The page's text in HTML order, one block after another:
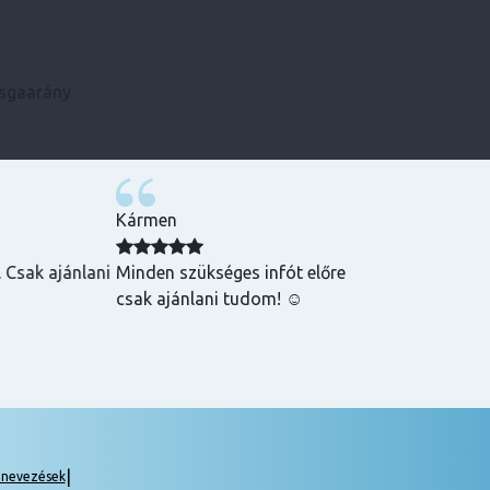
ajánlani
Kármen
Minden szükséges infót előre megkaptam,
csak ajánlani tudom! ☺️
|